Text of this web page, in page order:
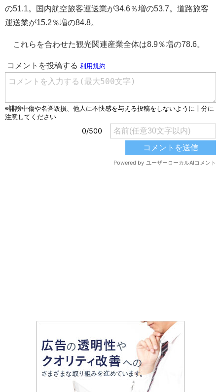
の51.1。国内航空旅客運送業が34.6％増の53.7。道路旅客
運送業が15.2％増の84.8。
これらを合わせた観光関連産業全体は8.9％増の78.6。